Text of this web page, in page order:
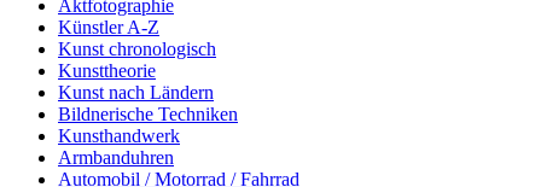
Aktfotographie
Künstler A-Z
Kunst chronologisch
Kunsttheorie
Kunst nach Ländern
Bildnerische Techniken
Kunsthandwerk
Armbanduhren
Automobil / Motorrad / Fahrrad